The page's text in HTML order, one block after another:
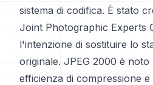
sistema di codifica. È stato
Joint Photographic Experts
l'intenzione di sostituire lo
originale. JPEG 2000 è
efficienza di compressione e